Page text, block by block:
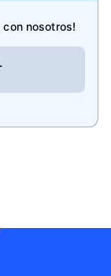
con nosotros!